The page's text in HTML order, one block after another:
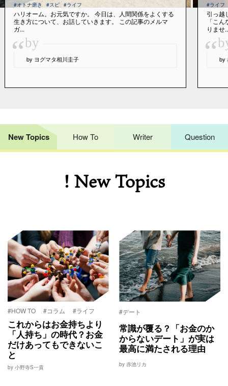
#オトナ磨き #スピ #ライフ
ハリオーム。お元気ですか。 今日は、人間関係をよくする
生き方について、お話していきます。 この記事のメルマ
ガ...
“by
by ヨグマタ相川圭子
#ライフ
引っ越
「こ
りませ
“ by
New Topics How To Writer Question
! New Topics
#HOW TO #コラム #ライフ
これからはお金持ちより
「人持ち」の時代？お金
だけあってもできないこ
と
by 小野寺S一貴
#デート
常識が覆る？「お金のか
からないデート」が実は
最高に満たされる理由
by 赤池リカ